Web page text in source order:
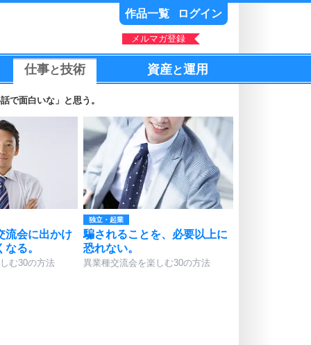
作品一覧 ログイン
メルマガ登録
仕事と技術 資産と運用
で面白いな」と思う。
流会に出かけ
る。
む30の方法
独立・起業
騙されることを、必要以上に
恐れない。
異業種交流会を楽しむ30の方法